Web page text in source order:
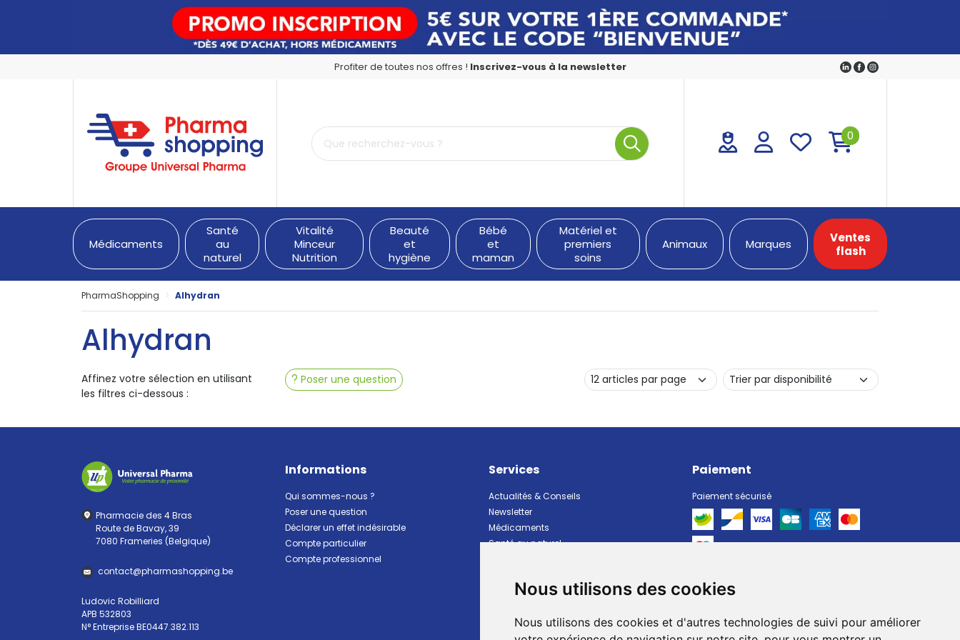
Nous utilisons des cookies
Nous utilisons des cookies et d'autres technologies de suivi pour améliorer
Profiter de toutes nos offres ! Inscrivez-vous à la newsletter
PharmaShopping Votre pharmacie en ligne à votre service
0
Médicaments
Santé
au
naturel
Vitalité
Minceur
Nutrition
Beauté
et
hygiène
Bébé
et
maman
Matériel et
premiers
soins
Animaux Marques
Ventes
flash
PharmaShopping Alhydran
Alhydran
Poser une question
Affinez votre sélection en utilisant
les filtres ci-dessous :
Pharmacie des 4 Bras
Route de Bavay, 39
7080 Frameries (Belgique)
contact@pharmashopping.be
Ludovic Robilliard
APB 532803
N° Entreprise BE0447.382.113
Informations
Qui sommes-nous ?
Poser une question
Déclarer un effet indésirable
Compte particulier
Compte professionnel
Services
Actualités & Conseils
Newsletter
Médicaments
Santé au naturel
Bébé et maman
Animaux
Paiement
Paiement sécurisé
Livraison
Livraison dans un Point Relais